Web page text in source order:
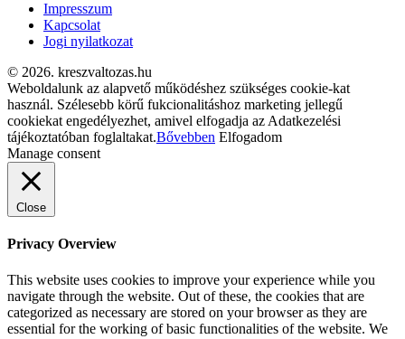
Impresszum
Kapcsolat
Jogi nyilatkozat
© 2026. kreszvaltozas.hu
Weboldalunk az alapvető működéshez szükséges cookie-kat
használ. Szélesebb körű fukcionalitáshoz marketing jellegű
cookiekat engedélyezhet, amivel elfogadja az Adatkezelési
tájékoztatóban foglaltakat.Bővebben Elfogadom
Manage consent
Close
Privacy Overview
This website uses cookies to improve your experience while you
navigate through the website. Out of these, the cookies that are
categorized as necessary are stored on your browser as they are
essential for the working of basic functionalities of the website. We